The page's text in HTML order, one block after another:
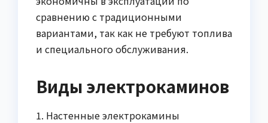
сравнению с традиционными
вариантами, так как не требуют топлива
и специального обслуживания.
Виды электрокаминов
1. Настенные электрокамины